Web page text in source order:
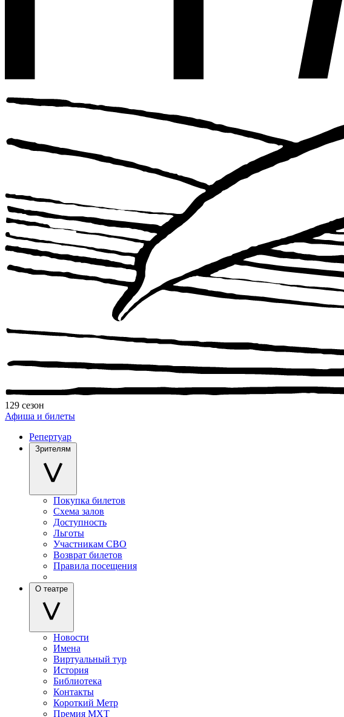
129 сезон
Афиша и билеты
Репертуар
Зрителям
Покупка билетов
Схема залов
Доступность
Льготы
Участникам СВО
Возврат билетов
Правила посещения
О театре
Новости
Имена
Виртуальный тур
История
Библиотека
Контакты
Короткий Метр
Премия МХТ